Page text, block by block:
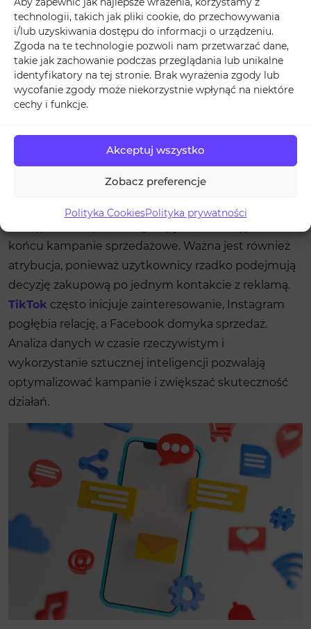
technologii, takich jak pliki cookie, do przechowywania
i/lub uzyskiwania dostępu do informacji o urządzeniu.
Zgoda na te technologie pozwoli nam przetwarzać dane,
takie jak zachowanie podczas przeglądania lub unikalne
identyfikatory na tej stronie. Brak wyrażenia zgody lub
wycofanie zgody może niekorzystnie wpłynąć na niektóre
cechy i funkcje.
Akceptuj wszystko
Zobacz preferencje
Polityka CookiesPolityka prywatności
atrybucja
ROI, czyli zwrot z inwestycji, jest podstawowym
wskaźnikiem skuteczności kampanii w social
mediach.W praktyce oznacza porównanie kosztów
kampanii z efektami, takimi jak liczba nowych
klientów, generowanie ruchu, zwiększenie
świadomości marki i pozytywnego wizerunku.
zwiększyć ROI, kampanie powinny być
analizowane etapami.Najpierw działania
nastawione na budowanie świadomości marki,
końcu kampanie sprzedażowe. Ważna jest również
atrybucja, ponieważ użytkownicy rzadko podejmują
decyzję zakupową po jednym kontakcie z reklamą.
TikTok często inicjuje zainteresowanie, Instagram
pogłębia relację, a Facebook domyka sprzedaż.
Analiza danych w czasie rzeczywistym i
wykorzystanie sztucznej inteligencji pozwalają
optymalizować kampanie i zwiększać skuteczność
działań.